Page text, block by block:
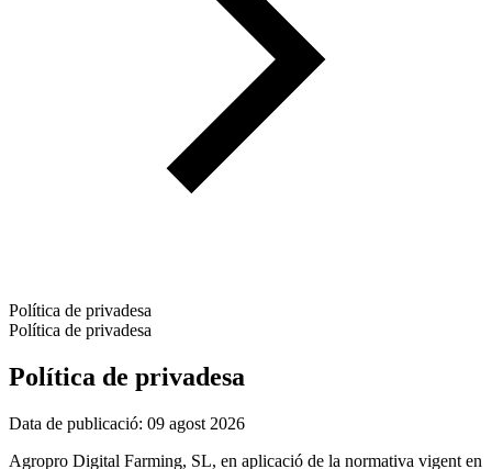
Política de privadesa
Política de privadesa
Política de privadesa
Data de publicació: 09 agost 2026
Agropro Digital Farming, SL, en aplicació de la normativa vigent en